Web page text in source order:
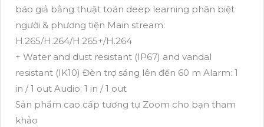
báo giả bằng thuật toán deep learning phân biệt
người & phương tiện Main stream:
H.265/H.264/H.265+/H.264
+ Water and dust resistant (IP67) and vandal
resistant (IK10) Đèn trợ sáng lên đến 60 m Alarm: 1
in / 1 out Audio: 1 in / 1 out
Sản phẩm cao cấp tương tự Zoom cho bạn tham
khảo